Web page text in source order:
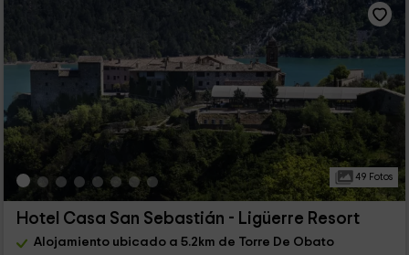
49 Fotos
Hotel Casa San Sebastián - Ligüerre Resort
Alojamiento ubicado a 5.2km de Torre De Obato